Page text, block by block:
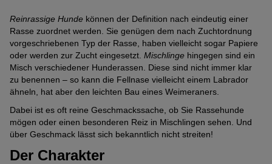
Reinrassige Hunde können der Definition nach eindeutig einer
Rasse zuordnet werden. Sie genügen dem nach Zuchtordnung
vorgeschriebenen Typ der Rasse, haben vielleicht sogar Papiere
oder werden zur Zucht eingesetzt. Mischlinge hingegen sind ein
Misch verschiedener Hunderassen. Diese sind nicht immer klar
zu benennen – so kann die Fellnase vielleicht einem Labrador
ähneln, hat aber den leichten Bau eines Weimeraners.
Dabei ist es oft reine Geschmackssache, ob Sie Rassehunde
mögen oder einen besonderen Reiz in Mischlingen sehen. Und
über Geschmack lässt sich bekanntlich nicht streiten!
Der Charakter